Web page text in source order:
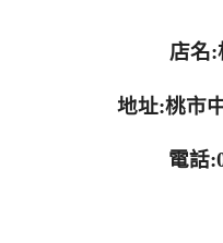
店名:
地址:桃市
電話